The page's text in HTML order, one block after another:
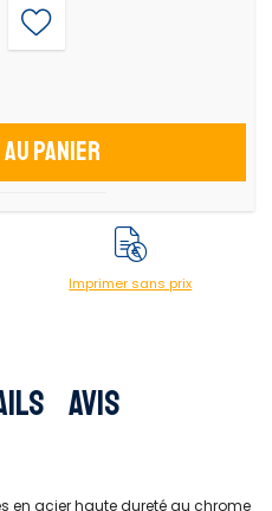
panier
Imprimer sans prix
Avis
en acier haute dureté au chrome